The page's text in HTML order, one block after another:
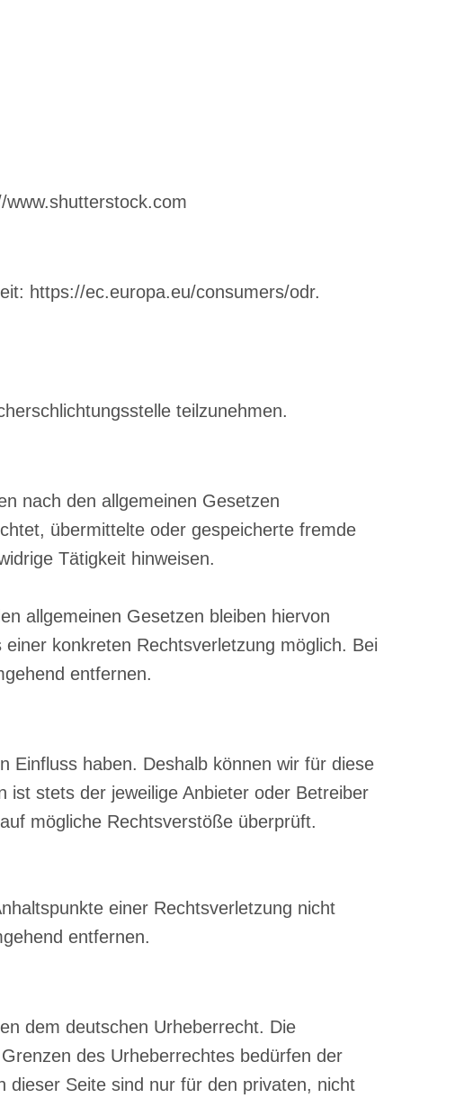
www.shutterstock.com
https://ec.europa.eu/consumers/odr.
teilzunehmen.
nach den allgemeinen Gesetzen
übermittelte oder gespeicherte fremde
Tätigkeit hinweisen.
allgemeinen Gesetzen bleiben hiervon
konkreten Rechtsverletzung möglich. Bei
entfernen.
Einfluss haben. Deshalb können wir für diese
stets der jeweilige Anbieter oder Betreiber
mögliche Rechtsverstöße überprüft.
einer Rechtsverletzung nicht
entfernen.
dem deutschen Urheberrecht. Die
des Urheberrechtes bedürfen der
dieser Seite sind nur für den privaten, nicht